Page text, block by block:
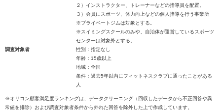
２）インストラクター、トレーナーなどの指導員を配置。
３）会員にスポーツ、体力向上などの個人指導を行う事業所
※プライベートジムは対象とする。
※スイミングスクールのみや、自治体が運営しているスポーツ
センターは対象外とする。
調査対象者
性別：指定なし
年齢：15歳以上
地域：全国
条件：過去5年以内にフィットネスクラブに通ったことがある
人
※オリコン顧客満足度ランキングは、データクリーニング（回収したデータから不正回答や異
常値を排除）および調査対象者条件から外れた回答を除外した上で作成しています。